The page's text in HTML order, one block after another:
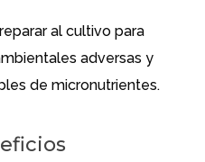
al cultivo para
adversas y
de micronutrientes.